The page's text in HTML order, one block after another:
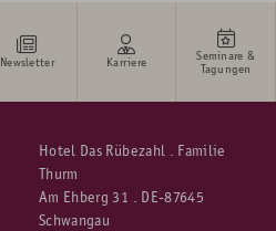
Newsletter Karriere
Seminare &
Tagungen
Hotel Das Rübezahl . Familie
Thurm
Am Ehberg 31 . DE-87645
Schwangau